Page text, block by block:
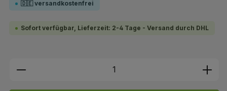
🇩🇪 versandkostenfrei
Sofort verfügbar, Lieferzeit: 2-4 Tage - Versand durch DHL
Produkt Anzahl: Gib den